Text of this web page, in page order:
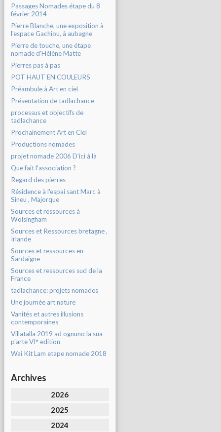
Passages Nomades étape du 8
février 2014
Pierre Blanche, une exposition à
l'espace Gachiou, à aubagne
Pierre de touche, une étape
nomade d'Hélène Matte
Pierres pas à pas
POT HAUT EN COULEURS
Préambule à Art en ciel
Présentation de tadlachance
processus et objectifs de
tadlachance
Prochainement Art en Ciel
Productions nomades
projet nomade 2006 D'ici à là
Que fait l'association ?
Regard des pierres
Résidence à l'espai sant Marc à
Sineu , Majorque
Sources et ressources à
Wolsingham
Sources et Ressources bretagne ,
Irlande
Sources et ressources en
Sardaigne
Sources et ressources sud de la
France
tadlachance: projets nomades
Une journée art nature
Vanités et autres illusions
contemporaines
Villatalla 2019 ad ognuno la sua
p'arte VI° edition
Wai Kit Lam etape nomade 2018
Archives
2026
2025
2024